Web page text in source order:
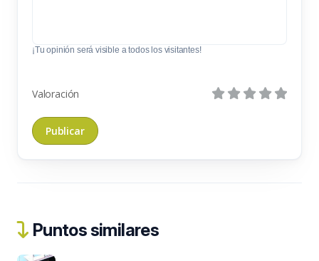
¡Tu opinión será visible a todos los visitantes!
Valoración
Puntos similares